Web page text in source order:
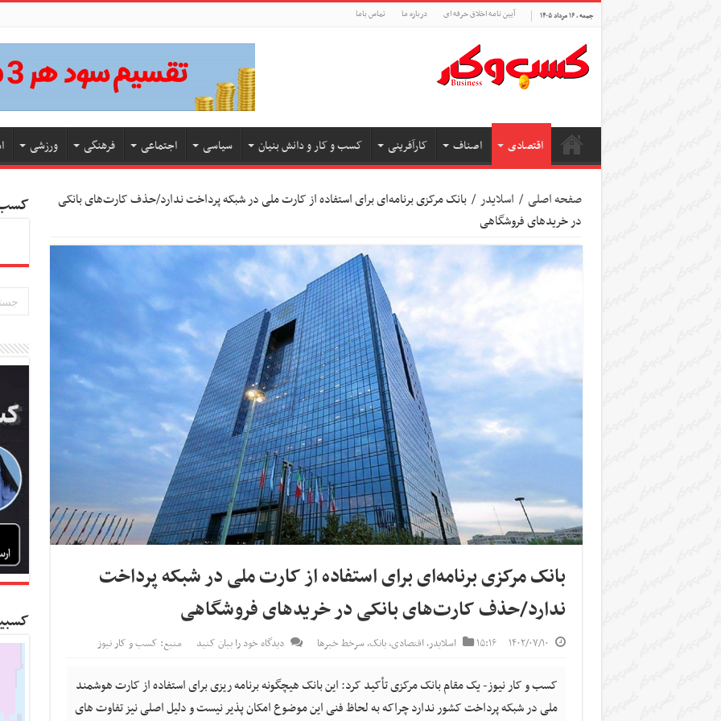
جمعه , ۱۶ مرداد ۱۴۰۵ آیین نامه اخلاق حرفه ای درباره ما تماس باما
اقتصادی اصناف کارآفرینی کسب و کار و دانش بنیان سیاسی اجتماعی فرهنگی ورزشی
صفحه اصلی / اسلایدر / بانک مرکزی برنامه‌ای برای استفاده از کارت ملی در شبکه پرداخت ندارد/حذف کارت‌های بانکی
در خریدهای فروشگاهی
بانک مرکزی برنامه‌ای برای استفاده از کارت ملی در شبکه پرداخت
ندارد/حذف کارت‌های بانکی در خریدهای فروشگاهی
۱۴۰۲/۰۷/۱۰ ۱۵:۱۶ اسلایدر,اقتصادی,بانک,سرخط خبرها دیدگاه خود را بیان کنید منبع: کسب و کار نیوز
کسب و کار نیوز- یک مقام بانک مرکزی تأکید کرد: این بانک هیچ‎گونه برنامه ریزی برای استفاده از کارت هوشمند
ملی در شبکه پرداخت کشور ندارد چراکه به لحاظ فنی این موضوع امکان پذیر نیست و دلیل اصلی نیز تفاوت های
کسب